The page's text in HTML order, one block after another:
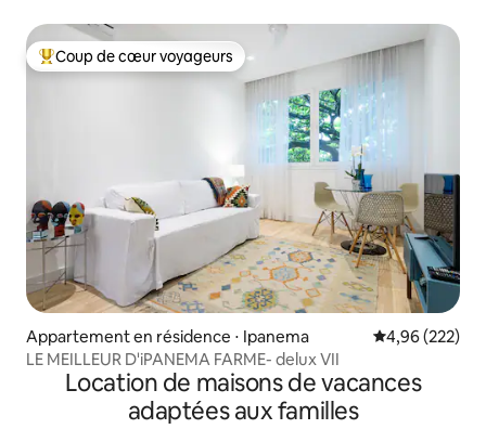
Coups de cœur voyageurs les plus appréciés
Coup de cœur voyageurs
Appartement en résidence ⋅ Ipanema Évaluation
4,96 (222)
LE MEILLEUR D'iPANEMA FARME- delux VII
Location de maisons de vacances
adaptées aux familles